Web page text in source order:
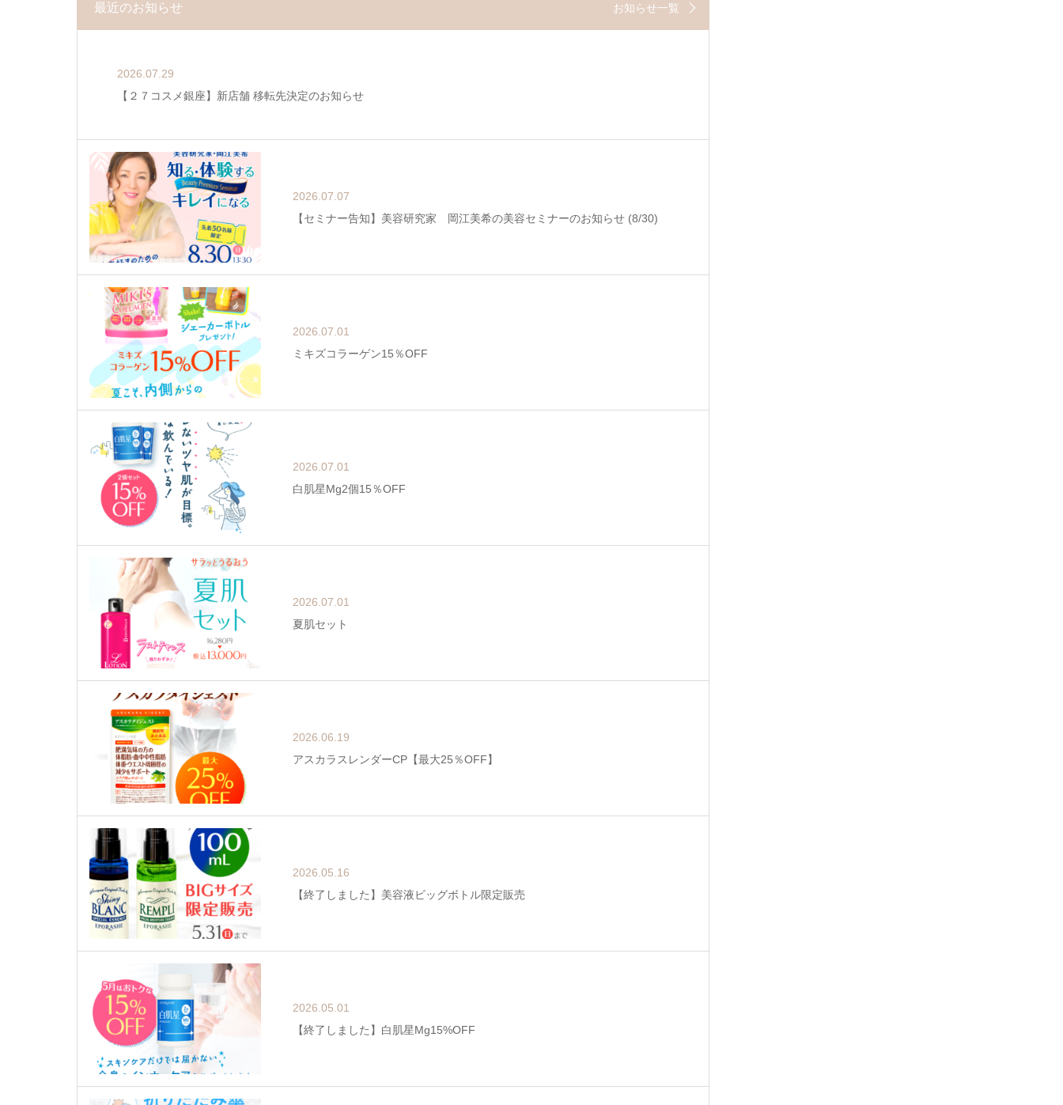
最近のお知らせ お知らせ一覧
2026.07.29
【２７コスメ銀座】新店舗 移転先決定のお知らせ
2026.07.07
【セミナー告知】美容研究家 岡江美希の美容セミナーのお知らせ (8/30)
2026.07.01
ミキズコラーゲン15％OFF
2026.07.01
白肌星Mg2個15％OFF
2026.07.01
夏肌セット
2026.06.19
アスカラスレンダーCP【最大25％OFF】
2026.05.16
【終了しました】美容液ビッグボトル限定販売
2026.05.01
【終了しました】白肌星Mg15%OFF